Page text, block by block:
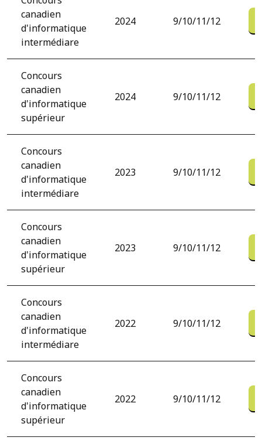
canadien
d'informatique
intermédiare
2024 9/10/11/12
Concours
canadien
d'informatique
supérieur
2024 9/10/11/12
Concours
canadien
d'informatique
intermédiare
2023 9/10/11/12
Concours
canadien
d'informatique
supérieur
2023 9/10/11/12
Concours
canadien
d'informatique
intermédiare
2022 9/10/11/12
Concours
canadien
d'informatique
supérieur
2022 9/10/11/12